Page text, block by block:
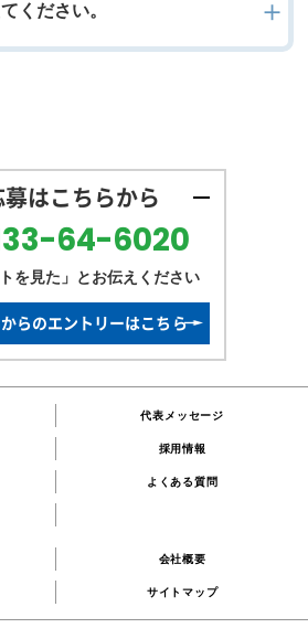
ください。
募はこちらから
64-6020
トを見た」とお伝えください
らのエントリーはこちら
代表メッセージ
採用情報
よくある質問
会社概要
サイトマップ